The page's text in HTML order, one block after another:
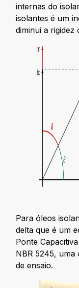
internas do
isolantes é um
diminui a rigidez
Para óleos
delta que é um
Ponte
NBR 5245, uma
de ensaio.